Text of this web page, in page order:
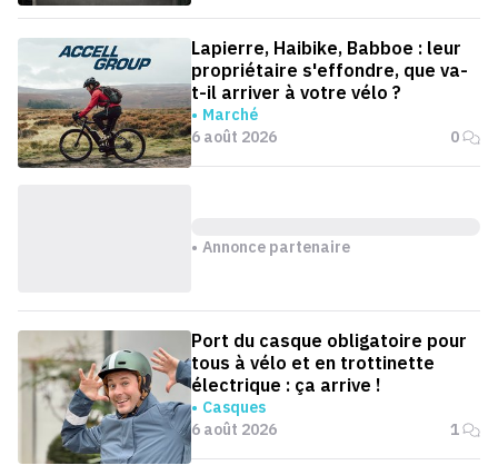
Lapierre, Haibike, Babboe : leur
propriétaire s'effondre, que va-
t-il arriver à votre vélo ?
Marché
6 août 2026
0
Annonce partenaire
Port du casque obligatoire pour
tous à vélo et en trottinette
électrique : ça arrive !
Casques
6 août 2026
1